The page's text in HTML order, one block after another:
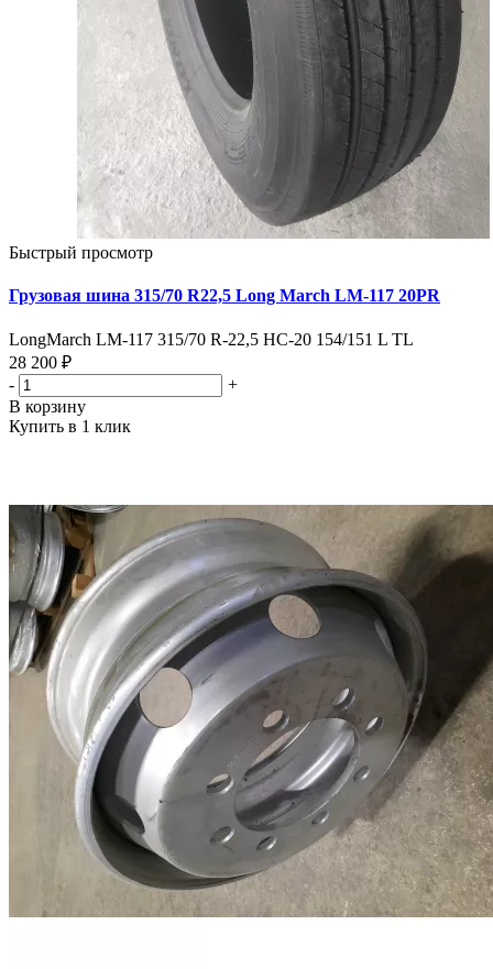
Быстрый просмотр
Грузовая шина 315/70 R22,5 Long March LM-117 20PR
LongMarch LM-117 315/70 R-22,5 НС-20 154/151 L TL
28 200 ₽
-
+
В корзину
Купить в 1 клик